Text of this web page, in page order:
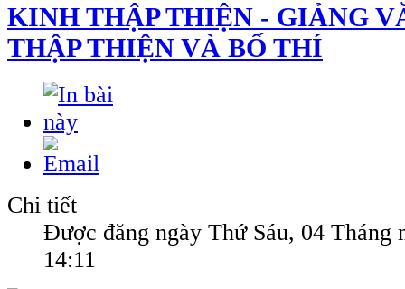
KINH THẬP THIỆN - GIẢNG
THẬP THIỆN VÀ BỐ THÍ
Chi tiết
Được đăng ngày Thứ Sáu, 04 Tháng
14:11